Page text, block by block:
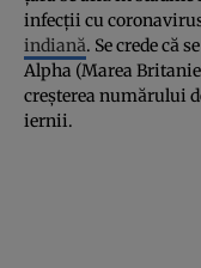
infecţii cu
indiană. Se crede că
Alpha (Marea
creşterea numărului
iernii.